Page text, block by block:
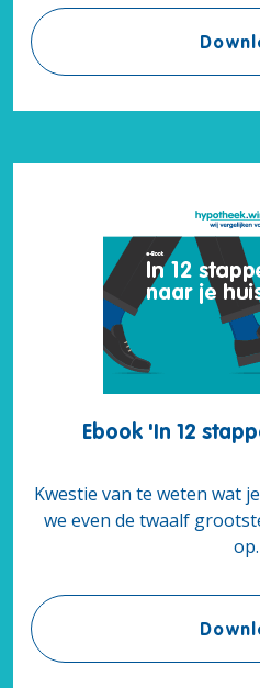
Ebook 'In 12
Kwestie van te weten wat
we even de twaalf
op.